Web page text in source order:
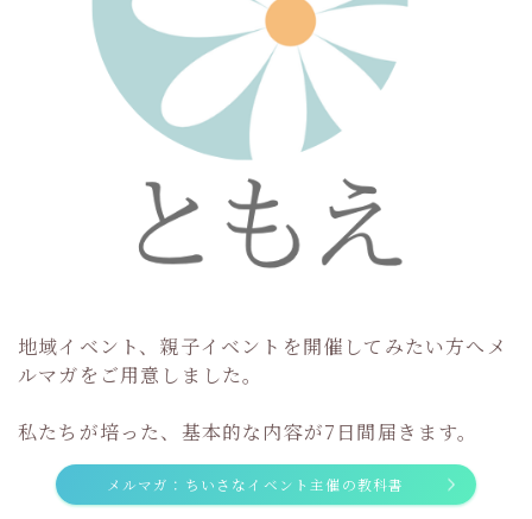
地域イベント、親子イベントを開催してみたい方へメ
ルマガをご用意しました。
私たちが培った、基本的な内容が7日間届きます。
メルマガ：ちいさなイベント主催の教科書